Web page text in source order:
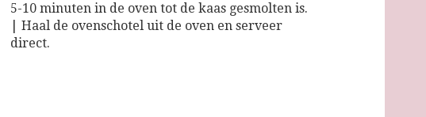
5-10 minuten in de oven tot de kaas gesmolten is.
| Haal de ovenschotel uit de oven en serveer
direct.